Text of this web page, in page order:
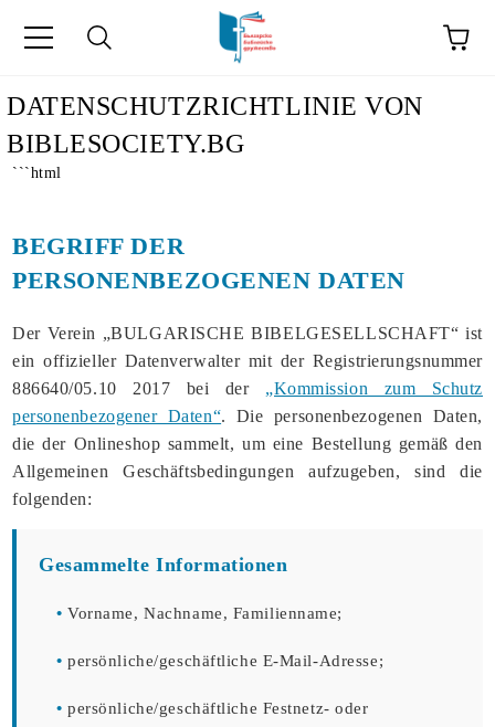
DATENSCHUTZRICHTLINIE VON
BIBLESOCIETY.BG
```html
BEGRIFF DER
PERSONENBEZOGENEN DATEN
Der Verein „BULGARISCHE BIBELGESELLSCHAFT“ ist
ein offizieller Datenverwalter mit der Registrierungsnummer
886640/05.10 2017 bei der „Kommission zum Schutz
personenbezogener Daten“. Die personenbezogenen Daten,
die der Onlineshop sammelt, um eine Bestellung gemäß den
Allgemeinen Geschäftsbedingungen aufzugeben, sind die
folgenden:
Gesammelte Informationen
• Vorname, Nachname, Familienname;
• persönliche/geschäftliche E-Mail-Adresse;
• persönliche/geschäftliche Festnetz- oder